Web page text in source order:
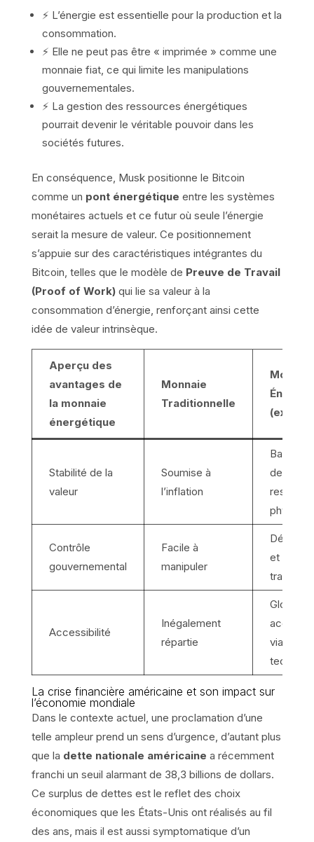
⚡ L’énergie est essentielle pour la production et la
consommation.
⚡ Elle ne peut pas être « imprimée » comme une
monnaie fiat, ce qui limite les manipulations
gouvernementales.
⚡ La gestion des ressources énergétiques
pourrait devenir le véritable pouvoir dans les
sociétés futures.
En conséquence, Musk positionne le Bitcoin
comme un pont énergétique entre les systèmes
monétaires actuels et ce futur où seule l’énergie
serait la mesure de valeur. Ce positionnement
s’appuie sur des caractéristiques intégrantes du
Bitcoin, telles que le modèle de Preuve de Travail
(Proof of Work)qui lie sa valeur à la
consommation d’énergie, renforçant ainsi cette
idée de valeur intrinsèque.
Aperçu des
avantages de
la monnaie
énergétique
Monnaie
Traditionnelle
(ex:
Stabilité de la
valeur
Soumise à
l’inflation
Basée
des
Contrôle
gouvernemental
Facile à
manipuler
et
Accessibilité
Inégalement
répartie
via la
La crise financière américaine et son impact sur
l’économie mondiale
Dans le contexte actuel, une proclamation d’une
telle ampleur prend un sens d’urgence, d’autant plus
que la dette nationale américaine a récemment
franchi un seuil alarmant de 38,3 billions de dollars.
Ce surplus de dettes est le reflet des choix
économiques que les États-Unis ont réalisés au fil
des ans, mais il est aussi symptomatique d’un